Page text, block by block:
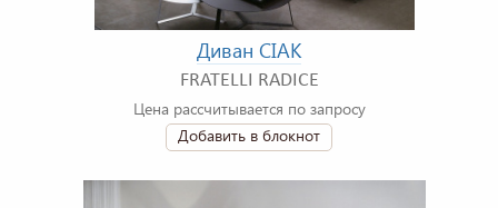
Диван CIAK
FRATELLI RADICE
Цена рассчитывается по запросу
Добавить в блокнот